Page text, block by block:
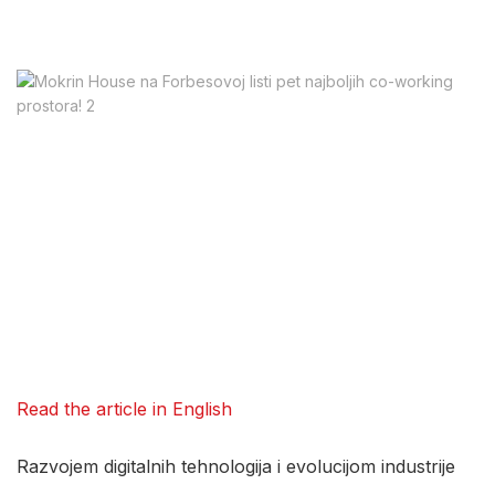
Read the article in English
Razvojem digitalnih tehnologija i evolucijom industrije